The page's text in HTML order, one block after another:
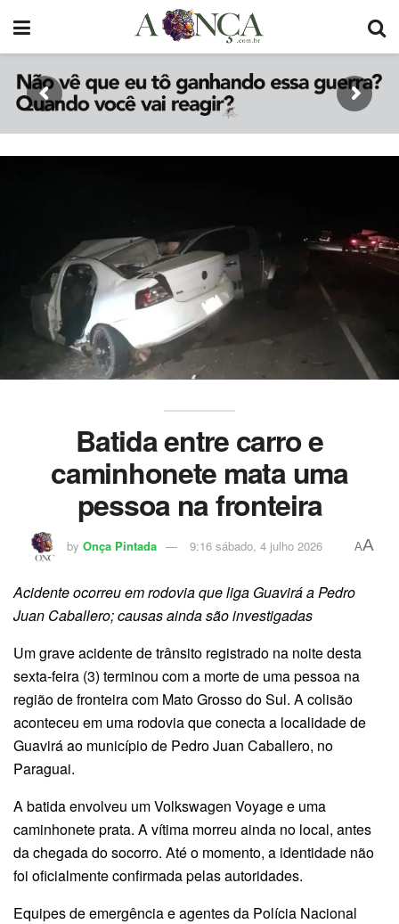
Batida entre carro e
caminhonete mata uma
pessoa na fronteira
by Onça Pintada 9:16 sábado, 4 julho 2026 AA
Acidente ocorreu em rodovia que liga Guavirá a Pedro
Juan Caballero; causas ainda são investigadas
Um grave acidente de trânsito registrado na noite desta
sexta-feira (3) terminou com a morte de uma pessoa na
região de fronteira com Mato Grosso do Sul. A colisão
aconteceu em uma rodovia que conecta a localidade de
Guavirá ao município de Pedro Juan Caballero, no
Paraguai.
A batida envolveu um Volkswagen Voyage e uma
caminhonete prata. A vítima morreu ainda no local, antes
da chegada do socorro. Até o momento, a identidade não
foi oficialmente confirmada pelas autoridades.
Equipes de emergência e agentes da Polícia Nacional